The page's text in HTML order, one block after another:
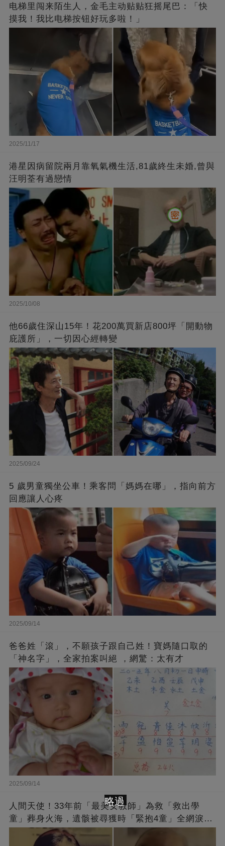
电梯里闯来陌生人，金毛主动贴贴狂摇尾巴：「快
摸我！我比电梯按钮好玩多啦！」
2025/11/17
港星因病留院兩月靠氧氣機生活,81歲終生未婚,曾與
汪明荃有過戀情
2025/10/08
他66歲住深山15年！花200萬買新店800坪「開動物
庇護所」，一切因心經轉變
2025/09/24
5 歲男童獨坐公車！乘客問「媽媽在哪」，指向前方
回應讓人心疼
2025/09/14
爸爸姓「滾」，不願孩子跟自己姓！寶媽隨口取的
「神名字」，全家拍案叫絕 ，網驚：太有才
2025/09/14
人間天使！33年前「最美女教師」為救「救出學
童」葬身火海，遺骸被尋獲時「緊抱4童」全網淚
崩：真正的英雄不該被遺忘
略過